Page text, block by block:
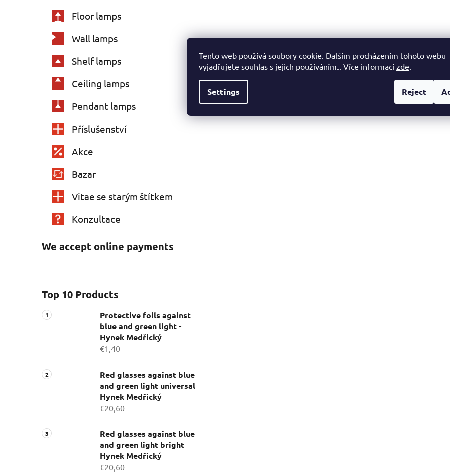
Tento web používá soubory cookie. Dalším procházením tohoto webu
vyjadřujete souhlas s jejich používáním.. Více informací zde.
Settings Reject
Floor lamps
Wall lamps
Shelf lamps
Ceiling lamps
Pendant lamps
Příslušenství
Akce
Bazar
Vitae se starým štítkem
Konzultace
We accept online payments
Top 10 Products
Protective foils against
blue and green light -
Hynek Medřický
€1,40
Red glasses against blue
and green light universal
Hynek Medřický
€20,60
Red glasses against blue
and green light bright
Hynek Medřický
€20,60